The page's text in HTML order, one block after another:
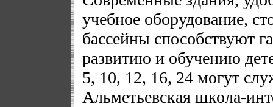
учебное оборудование,
бассейны способствуют
развитию и обучению
5, 10, 12, 16, 24 могут
Альметьевская школа-